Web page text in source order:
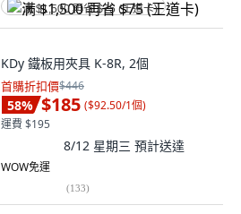
满 $1,500 再省 $75 (王道卡)
KDy 鐵板用夾具 K-8R, 2個
首購折扣價$446
58% $185 ($92.50/1個)
運費 $195
8/12 星期三 預計送達
WOW免運
(133)